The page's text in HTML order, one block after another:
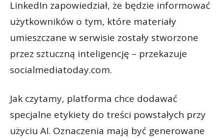
LinkedIn zapowiedział, że będzie informować
użytkowników o tym, które materiały
umieszczane w serwisie zostały stworzone
przez sztuczną inteligencję – przekazuje
socialmediatoday.com.
Jak czytamy, platforma chce dodawać
specjalne etykiety do treści powstałych przy
użyciu AI. Oznaczenia mają być generowane